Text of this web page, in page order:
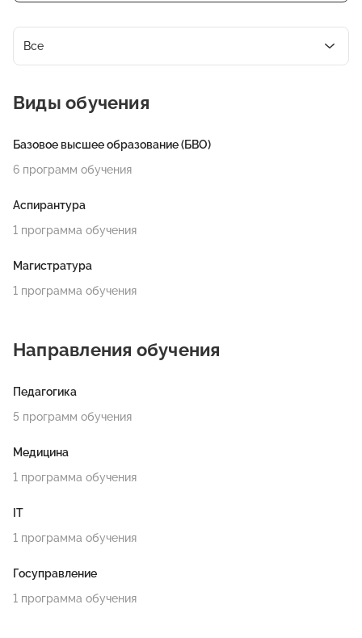
Все
Виды обучения
Базовое высшее образование (БВО)
6 программ обучения
Аспирантура
1 программа обучения
Магистратура
1 программа обучения
Направления обучения
Педагогика
5 программ обучения
Медицина
1 программа обучения
IT
1 программа обучения
Госуправление
1 программа обучения